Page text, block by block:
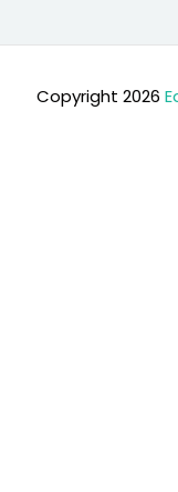
Copyright 2026